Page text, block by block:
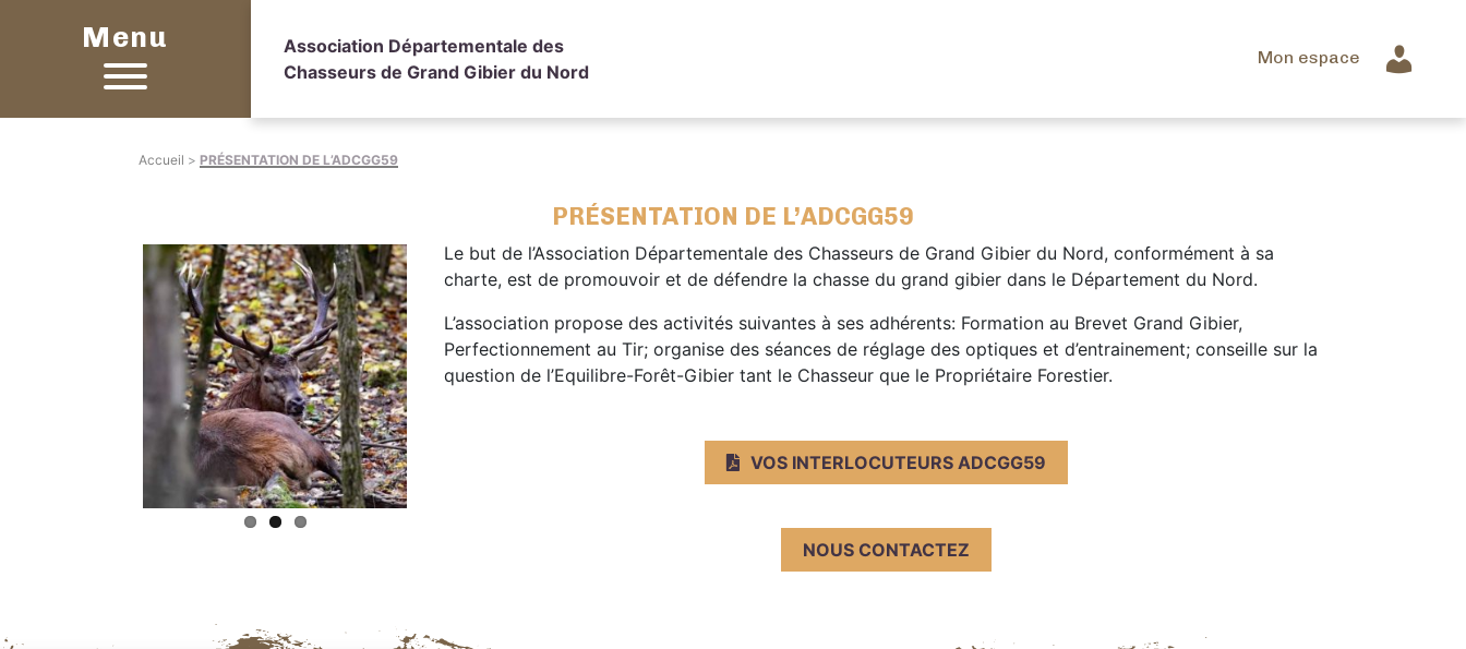
Menu
Association Départementale des
Chasseurs de Grand Gibier du Nord
Mon espace
Accueil > PRÉSENTATION DE L’ADCGG59
PRÉSENTATION DE L’ADCGG59
Le but de l’Association Départementale des Chasseurs de Grand Gibier du Nord, conformément à sa
charte, est de promouvoir et de défendre la chasse du grand gibier dans le Département du Nord.
L’association propose des activités suivantes à ses adhérents: Formation au Brevet Grand Gibier,
Perfectionnement au Tir; organise des séances de réglage des optiques et d’entrainement; conseille sur la
question de l’Equilibre-Forêt-Gibier tant le Chasseur que le Propriétaire Forestier.
VOS INTERLOCUTEURS ADCGG59
NOUS CONTACTEZ